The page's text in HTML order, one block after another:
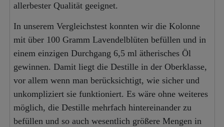
allerbester Qualität geeignet.
In unserem Vergleichstest konnten wir die Kolonne
mit über 100 Gramm Lavendelblüten befüllen und in
einem einzigen Durchgang 6,5 ml ätherisches Öl
gewinnen. Damit liegt die Destille in der Oberklasse,
vor allem wenn man berücksichtigt, wie sicher und
unkompliziert sie funktioniert. Es wäre ohne weiteres
möglich, die Destille mehrfach hintereinander zu
befüllen und so auch wesentlich größere Mengen in